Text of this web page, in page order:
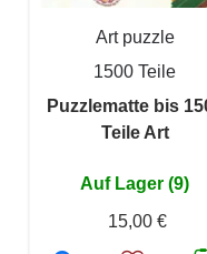
Art puzzle
1500 Teile
Puzzlematte bis
Teile Art
Auf Lager (9)
15,00 €